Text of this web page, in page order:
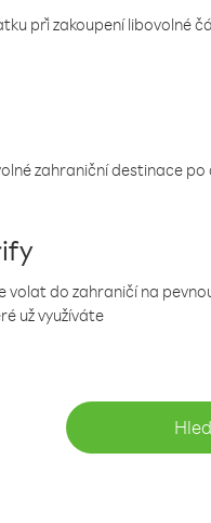
při zakoupení libovolné
zahraniční destinace po
do zahraničí na
už využíváte